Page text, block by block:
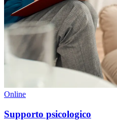
Online
Supporto psicologico